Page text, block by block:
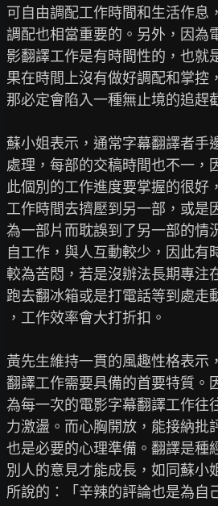
可自由調配工作時間和生活作息
調配也相當重要的。另外，因為
影翻譯工作是有時間性的，也就
果在時間上沒有做好調配和掌控，
那必定會陷入一種無止境的追趕
蘇小姐表示，通常字幕翻譯者手
處理，每部的交稿時間也不一，
此個別的工作進度要掌握的很好
工作時間去擠壓到另一部，或是
為一部片而耽誤到了另一部的情
自工作，與人互動較少，因此有
較為苦悶，若是沒辦法長期專注
跑去翻冰箱或是打電話等到處走
，工作效率會大打折扣。
黃先生維持一貫的風趣性格表示
翻譯工作需要具備的首要特質。
為每一次的電影字幕翻譯工作往
力激盪。而心胸開放，能接納批
也是必要的心理準備。翻譯是種
別人的意見才能成長，如同蘇小
所說的：「辛辣的評論也是為自